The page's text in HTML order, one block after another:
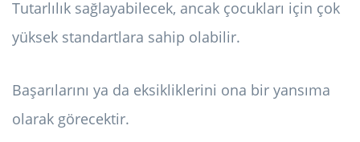
Tutarlılık sağlayabilecek, ancak çocukları için çok
yüksek standartlara sahip olabilir.
Başarılarını ya da eksikliklerini ona bir yansıma
olarak görecektir.